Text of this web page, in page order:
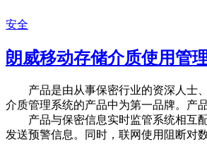
安全
朗威移动存储介质使用管
产品是由从事保密行业的资深人士、
介质管理系统的产品中为第一品牌。产
产品与保密信息实时监管系统相互配
发送预警信息。同时，联网使用阻断对